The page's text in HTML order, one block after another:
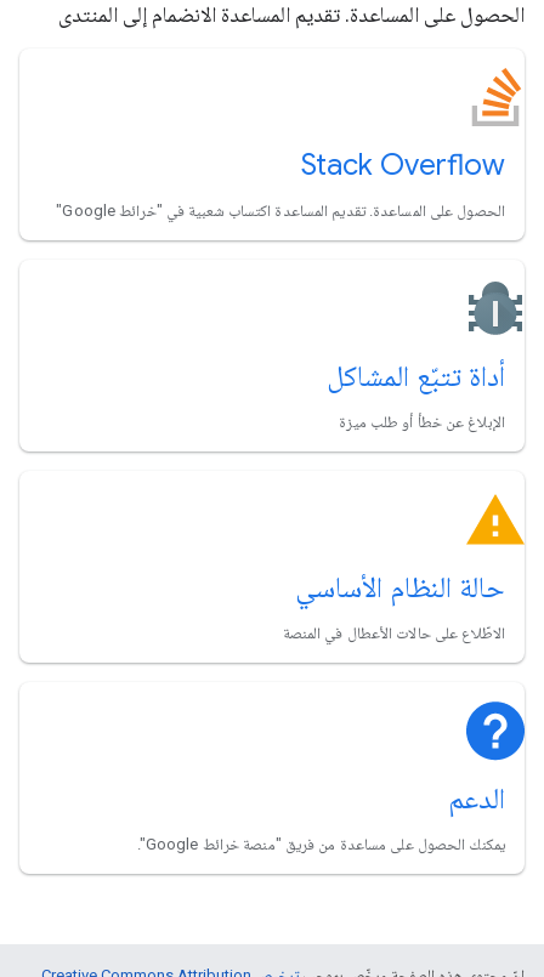
الحصول على المساعدة. تقديم المساعدة الانضمام إلى المنتدى
Stack Overflow
الحصول على المساعدة. تقديم المساعدة اكتساب شعبية في "خرائط Google"
أداة تتبّع المشاكل
الإبلاغ عن خطأ أو طلب ميزة
حالة النظام الأساسي
الاطّلاع على حالات الأعطال في المنصة
الدعم
يمكنك الحصول على مساعدة من فريق "منصة خرائط Google".